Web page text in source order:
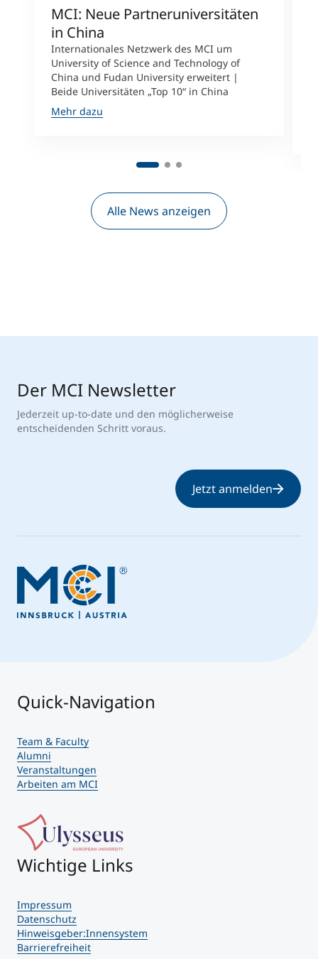
MCI: Neue Partneruniversitäten
in China
Internationales Netzwerk des MCI um
University of Science and Technology of
China und Fudan University erweitert |
Beide Universitäten „Top 10“ in China
Mehr dazu
Alle News anzeigen
Der MCI Newsletter
Jederzeit up-to-date und den möglicherweise
entscheidenden Schritt voraus.
Jetzt anmelden
Quick-Navigation
Team & Faculty
Alumni
Veranstaltungen
Arbeiten am MCI
Wichtige Links
Impressum
Datenschutz
Hinweisgeber:Innensystem
Barrierefreiheit